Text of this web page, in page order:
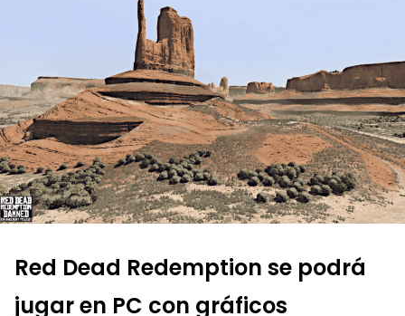
Red Dead Redemption se podrá
jugar en PC con gráficos